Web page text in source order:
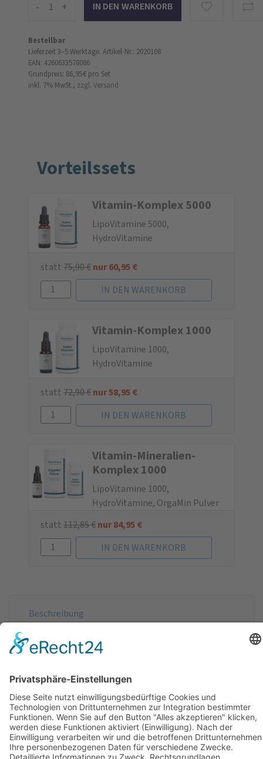
- +
Bestellbar
Lieferzeit 3–5 Werktage. Artikel-Nr.: 2020108
EAN: 4260633578086
Grundpreis: 86,95 € pro Set
inkl. 7% MwSt., zzgl. Versand
Vorteilssets
Vitamin-Komplex 5000
LipoVitamine 5000,
HydroVitamine
statt75,90€nur60,95€
Vitamin-Komplex 1000
LipoVitamine 1000,
HydroVitamine
statt72,90€nur58,95€
Vitamin-Mine­ralien-
Komplex 1000
LipoVitamine 1000,
HydroVitamine, OrgaMin Pulver
statt112,85€nur84,95€
Beschreibung
Vitamin-/Mineralien-Komplex 5000
sowie organisch gebundenen Mineralien.
Vitamin-/Mineralien-Komplex besteht aus folgenden
Artikeln:
1 ×LipoVitamine 5000
1 ×HydroVitamine
1 ×OrgaMin Pulver